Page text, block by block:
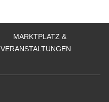
MARKTPLATZ &
VERANSTALTUNGEN